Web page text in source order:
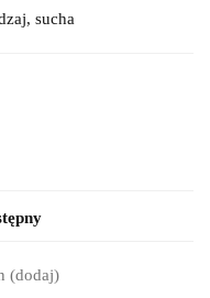
sucha
(dodaj)